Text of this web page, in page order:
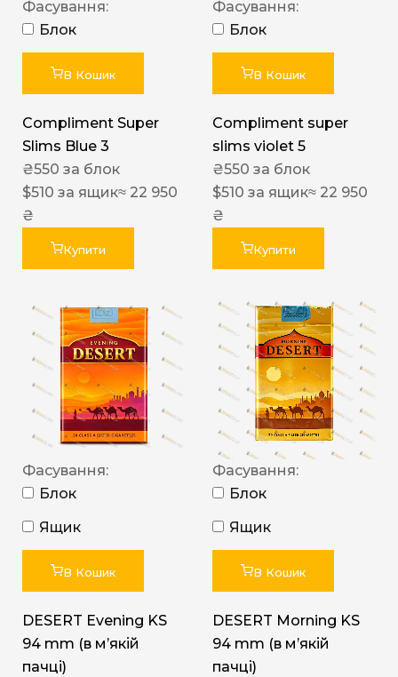
Фасування:
Блок
В Кошик
Compliment Super
Slims Blue 3
₴550 за блок
$510 за ящик≈ 22 950
₴
Купити
Фасування:
Блок
В Кошик
Compliment super
slims violet 5
₴550 за блок
$510 за ящик≈ 22 950
₴
Купити
Фасування:
Блок
Ящик
В Кошик
DESERT Evening KS
94 mm (в мʼякій
пачці)
Фасування:
Блок
Ящик
В Кошик
DESERT Morning KS
94 mm (в мʼякій
пачці)